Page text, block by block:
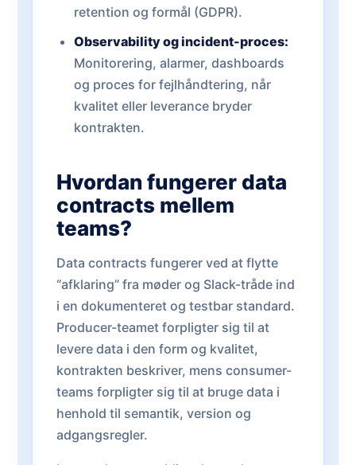
retention og formål (GDPR).
Observability og incident-proces:
Monitorering, alarmer, dashboards
og proces for fejlhåndtering, når
kvalitet eller leverance bryder
kontrakten.
Hvordan fungerer data
contracts mellem
teams?
Data contracts fungerer ved at flytte
“afklaring” fra møder og Slack-tråde ind
i en dokumenteret og testbar standard.
Producer-teamet forpligter sig til at
levere data i den form og kvalitet,
kontrakten beskriver, mens consumer-
teams forpligter sig til at bruge data i
henhold til semantik, version og
adgangsregler.